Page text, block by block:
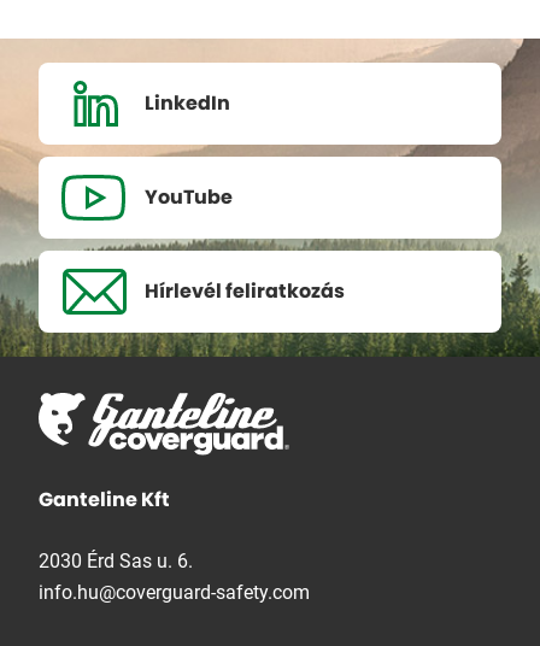
LinkedIn
YouTube
Hírlevél feliratkozás
Ganteline Kft
2030 Érd Sas u. 6.
info.hu@coverguard-safety.com